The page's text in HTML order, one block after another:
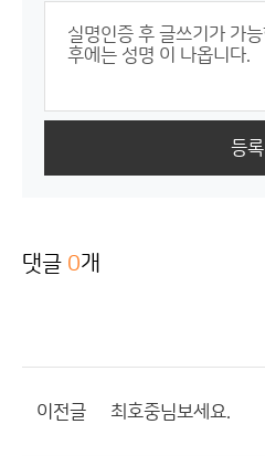
등록
댓글 0개
이전글 최호중님보세요.